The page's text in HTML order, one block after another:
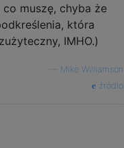
muszę, chyba że
która
IMHO.)
Mike Williamson
źródło